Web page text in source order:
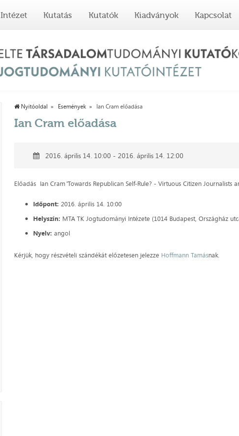
Intézet Kutatás Kutatók Kiadványok Kapcsolat
Nyitóoldal Események Ian Cram előadása
Ian Cram előadása
2016. április 14. 10:00 - 2016. április 14. 12:00
Előadás Ian Cram"Towards Republican Self-Rule? - Virtuous Citizen Journalists
Időpont:2016. április 14. 10:00
Helyszín: MTA TK Jogtudományi Intézete (1014 Budapest, Országház
Nyelv:angol
Kérjük, hogy részvételi szándékát előzetesen jelezze Hoffmann Tamásnak.